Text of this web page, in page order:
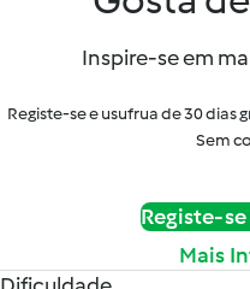
Inspire-se em
Registe-se e usufrua de 30
Sem
Registe-
Mais